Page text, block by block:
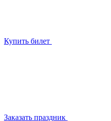
Купить билет
Заказать праздник